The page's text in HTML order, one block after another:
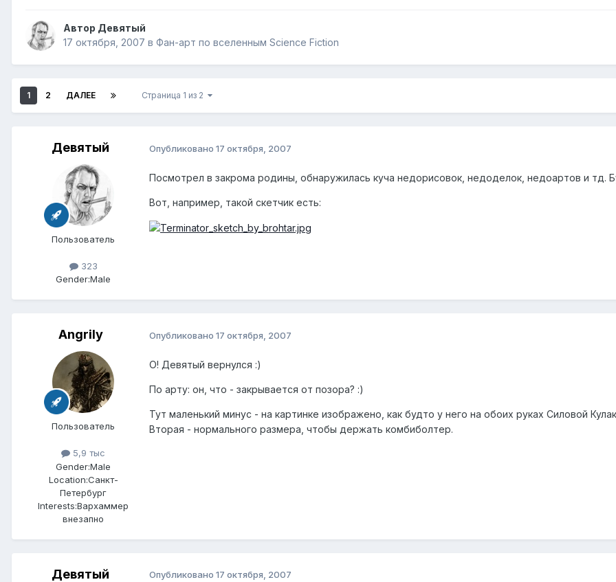
Автор Девятый
17 октября, 2007 в Фан-арт по вселенным Science Fiction
1 2 ДАЛЕЕ Страница 1 из 2
Девятый
Пользователь
323
Gender:Male
Опубликовано 17 октября, 2007
Посмотрел в закрома родины, обнаружилась куча недорисовок, недоделок, недоартов и тд.
Вот, например, такой скетчик есть:
Angrily
Пользователь
5,9 тыс
Gender:Male
Location:Санкт-
Петербург
Interests:Вархаммер
внезапно
Опубликовано 17 октября, 2007
О! Девятый вернулся :)
По арту: он, что - закрывается от позора? :)
Тут маленький минус - на картинке изображено, как будто у него на обоих руках Силовой
Вторая - нормального размера, чтобы держать комбиболтер.
Девятый Опубликовано 17 октября, 2007